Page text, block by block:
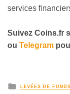
services
Suivez Coins.fr
ou Telegram
LEVÉES DE